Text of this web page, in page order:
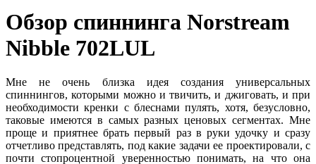
Обзор спиннинга Norstream
Nibble 702LUL
Мне не очень близка идея создания универсальных
спиннингов, которыми можно и твичить, и джиговать, и при
необходимости кренки с блеснами пулять, хотя, безусловно,
таковые имеются в самых разных ценовых сегментах. Мне
проще и приятнее брать первый раз в руки удочку и сразу
отчетливо представлять, под какие задачи ее проектировали, с
почти стопроцентной уверенностью понимать, на что она